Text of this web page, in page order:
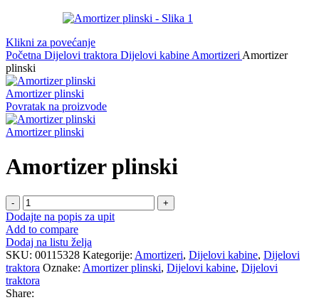
Klikni za povećanje
Početna Dijelovi traktora Dijelovi kabine Amortizeri Amortizer
plinski
Amortizer plinski
Povratak na proizvode
Amortizer plinski
Amortizer plinski
Amortizer
plinski
količina
Dodajte na popis za upit
Add to compare
Dodaj na listu želja
SKU: 00115328 Kategorije: Amortizeri, Dijelovi kabine, Dijelovi
traktora Oznake: Amortizer plinski, Dijelovi kabine, Dijelovi
traktora
Share: